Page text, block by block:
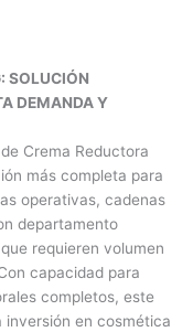
SOLUCIÓN
DEMANDA Y
Crema Reductora
más completa para
operativas, cadenas
departamento
requieren volumen
capacidad para
completos, este
inversión en cosmética